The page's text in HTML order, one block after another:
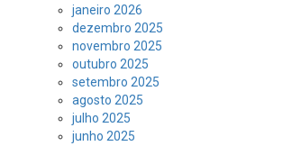
janeiro 2026
dezembro 2025
novembro 2025
outubro 2025
setembro 2025
agosto 2025
julho 2025
junho 2025